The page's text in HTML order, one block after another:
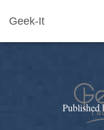
Geek-It
Published